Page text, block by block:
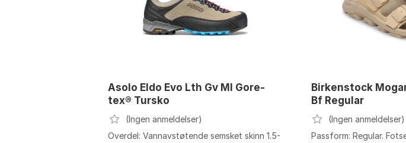
Asolo Eldo Evo Lth Gv Ml Gore-
tex® Tursko
(Ingen anmeldelser)
Overdel: Vannavstøtende semsket skinn 1.5-
Birkenstock
Bf Regular
(Ingen anmeldelser)
Passform: Regular.